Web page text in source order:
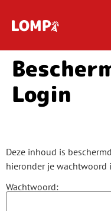
Login
Deze inhoud is
hieronder je wachtwoord
Wachtwoord: